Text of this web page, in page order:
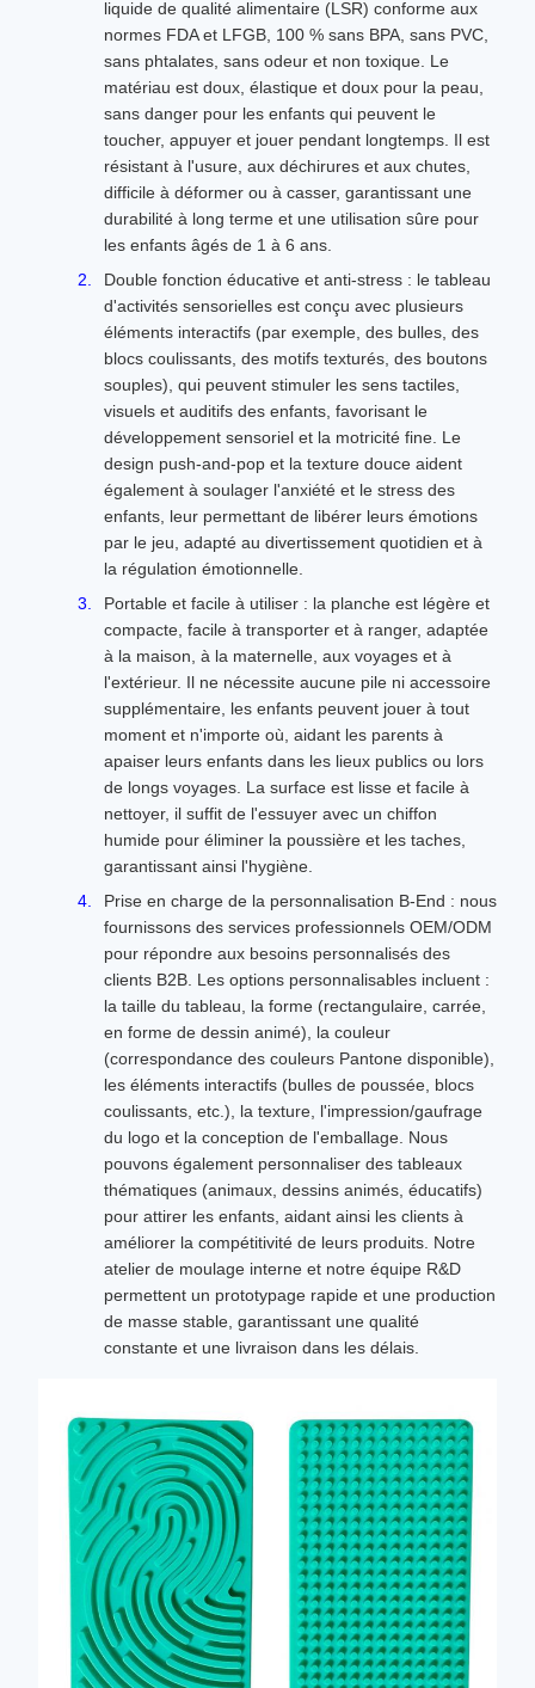
liquide de qualité alimentaire (LSR) conforme aux
normes FDA et LFGB, 100 % sans BPA, sans PVC,
sans phtalates, sans odeur et non toxique. Le
matériau est doux, élastique et doux pour la peau,
sans danger pour les enfants qui peuvent le
toucher, appuyer et jouer pendant longtemps. Il est
résistant à l'usure, aux déchirures et aux chutes,
difficile à déformer ou à casser, garantissant une
durabilité à long terme et une utilisation sûre pour
les enfants âgés de 1 à 6 ans.
Double fonction éducative et anti-stress : le tableau
d'activités sensorielles est conçu avec plusieurs
éléments interactifs (par exemple, des bulles, des
blocs coulissants, des motifs texturés, des boutons
souples), qui peuvent stimuler les sens tactiles,
visuels et auditifs des enfants, favorisant le
développement sensoriel et la motricité fine. Le
design push-and-pop et la texture douce aident
également à soulager l'anxiété et le stress des
enfants, leur permettant de libérer leurs émotions
par le jeu, adapté au divertissement quotidien et à
la régulation émotionnelle.
Portable et facile à utiliser : la planche est légère et
compacte, facile à transporter et à ranger, adaptée
à la maison, à la maternelle, aux voyages et à
l'extérieur. Il ne nécessite aucune pile ni accessoire
supplémentaire, les enfants peuvent jouer à tout
moment et n'importe où, aidant les parents à
apaiser leurs enfants dans les lieux publics ou lors
de longs voyages. La surface est lisse et facile à
nettoyer, il suffit de l'essuyer avec un chiffon
humide pour éliminer la poussière et les taches,
garantissant ainsi l'hygiène.
Prise en charge de la personnalisation B-End : nous
fournissons des services professionnels OEM/ODM
pour répondre aux besoins personnalisés des
clients B2B. Les options personnalisables incluent :
la taille du tableau, la forme (rectangulaire, carrée,
en forme de dessin animé), la couleur
(correspondance des couleurs Pantone disponible),
les éléments interactifs (bulles de poussée, blocs
coulissants, etc.), la texture, l'impression/gaufrage
du logo et la conception de l'emballage. Nous
pouvons également personnaliser des tableaux
thématiques (animaux, dessins animés, éducatifs)
pour attirer les enfants, aidant ainsi les clients à
améliorer la compétitivité de leurs produits. Notre
atelier de moulage interne et notre équipe R&D
permettent un prototypage rapide et une production
de masse stable, garantissant une qualité
constante et une livraison dans les délais.